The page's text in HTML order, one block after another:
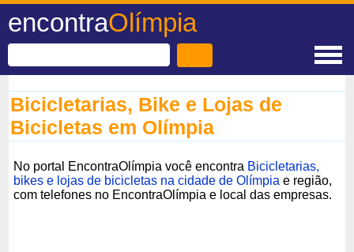
encontraOlímpia
Bicicletarias, Bike e Lojas de
Bicicletas em Olímpia
No portal EncontraOlímpia você encontra Bicicletarias,
bikes e lojas de bicicletas na cidade de Olímpia e região,
com telefones no EncontraOlímpia e local das empresas.